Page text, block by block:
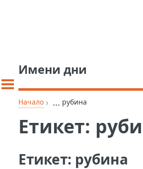
Имени дни
Начало › ... рубина
Етикет:
Етикет: рубина